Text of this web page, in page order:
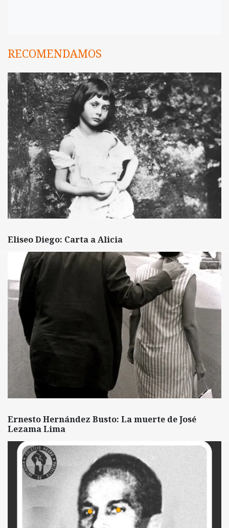
RECOMENDAMOS
Eliseo Diego: Carta a Alicia
Ernesto Hernández Busto: La muerte de José
Lezama Lima